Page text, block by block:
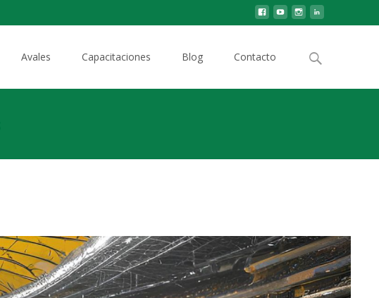
Avales Capacitaciones Blog Contacto